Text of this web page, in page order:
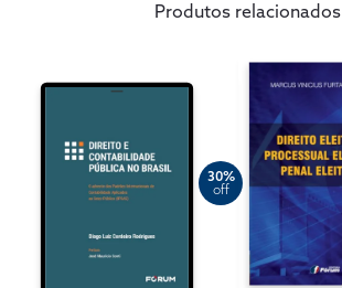
Produtos relacionados
30%
off